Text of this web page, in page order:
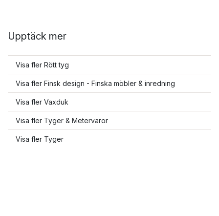
Upptäck mer
Visa fler Rött tyg
Visa fler Finsk design - Finska möbler & inredning
Visa fler Vaxduk
Visa fler Tyger & Metervaror
Visa fler Tyger